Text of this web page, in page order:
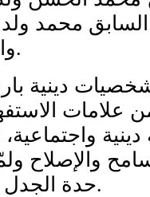
محمد ولد
واجب العزاء لأسرة الفقيد.
دينية
علامات
دينية
والإصلاح
حدة الجدل حول خلفيات هذا الغياب.